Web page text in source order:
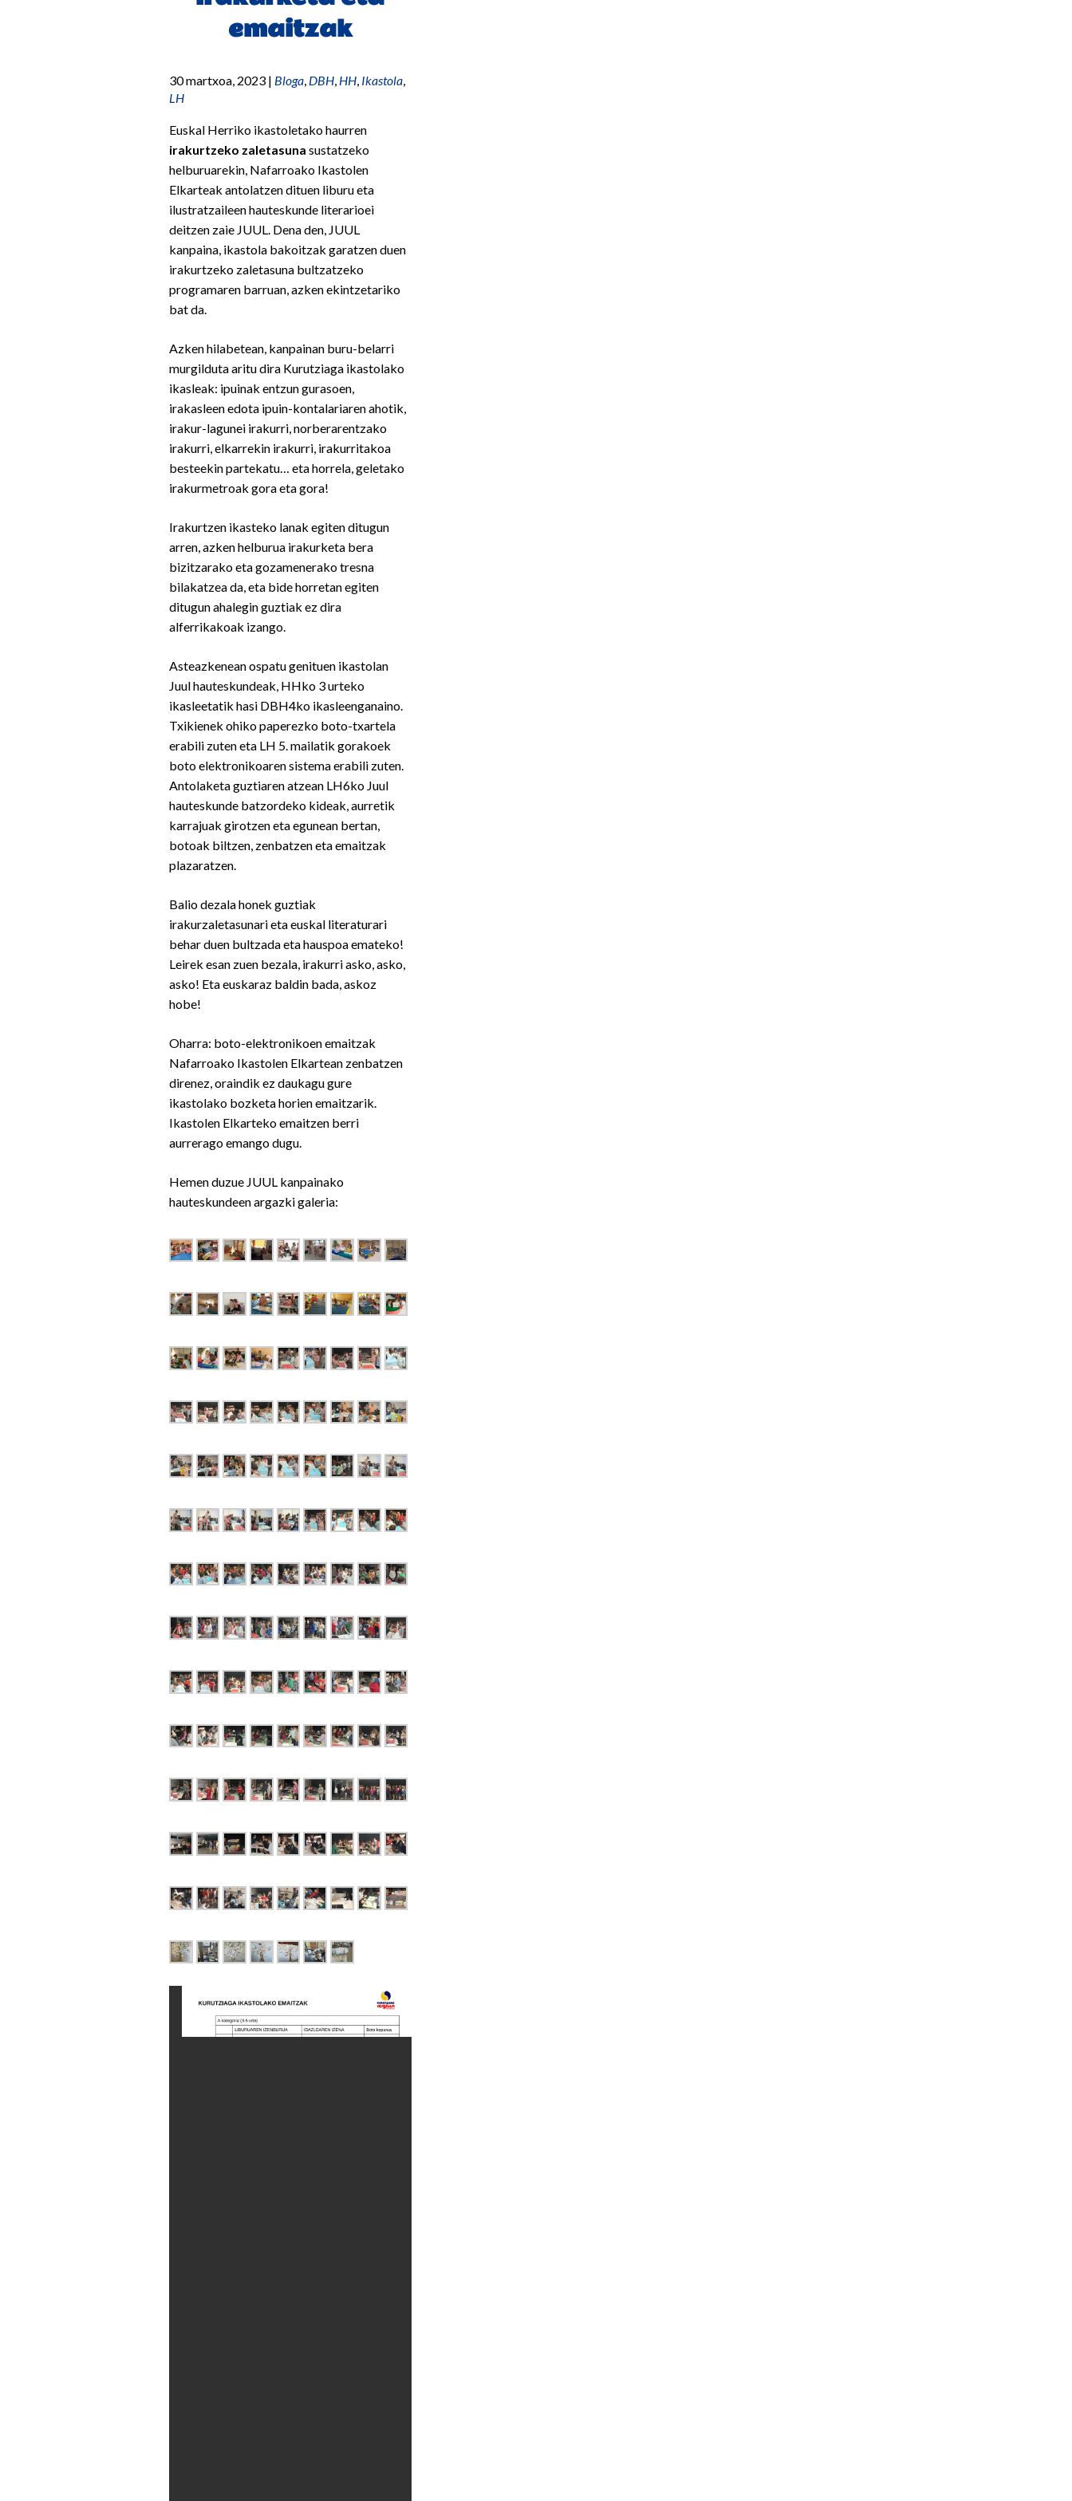
emaitzak
30 martxoa, 2023 | Bloga DBH HH Ikastola
LH
Euskal Herriko ikastoletako haurren
irakurtzeko zaletasuna sustatzeko
helburuarekin, Nafarroako Ikastolen
Elkarteak antolatzen dituen liburu eta
ilustratzaileen hauteskunde literarioei
deitzen zaie JUUL. Dena den, JUUL
kanpaina, ikastola bakoitzak garatzen duen
irakurtzeko zaletasuna bultzatzeko
programaren barruan, azken ekintzetariko
bat da.
Azken hilabetean, kanpainan buru-belarri
murgilduta aritu dira Kurutziaga ikastolako
ikasleak: ipuinak entzun gurasoen,
irakasleen edota ipuin-kontalariaren ahotik,
irakur-lagunei irakurri, norberarentzako
irakurri, elkarrekin irakurri, irakurritakoa
besteekin partekatu… eta horrela, geletako
irakurmetroak gora eta gora!
Irakurtzen ikasteko lanak egiten ditugun
arren, azken helburua irakurketa bera
bizitzarako eta gozamenerako tresna
bilakatzea da, eta bide horretan egiten
ditugun ahalegin guztiak ez dira
alferrikakoak izango.
Asteazkenean ospatu genituen ikastolan
Juul hauteskundeak, HHko 3 urteko
ikasleetatik hasi DBH4ko ikasleenganaino.
Txikienek ohiko paperezko boto-txartela
erabili zuten eta LH 5. mailatik gorakoek
boto elektronikoaren sistema erabili zuten.
Antolaketa guztiaren atzean LH6ko Juul
hauteskunde batzordeko kideak, aurretik
karrajuak girotzen eta egunean bertan,
botoak biltzen, zenbatzen eta emaitzak
plazaratzen.
Balio dezala honek guztiak
irakurzaletasunari eta euskal literaturari
behar duen bultzada eta hauspoa emateko!
Leirek esan zuen bezala, irakurri asko, asko,
asko! Eta euskaraz baldin bada, askoz
hobe!
Oharra: boto-elektronikoen emaitzak
Nafarroako Ikastolen Elkartean zenbatzen
direnez, oraindik ez daukagu gure
ikastolako bozketa horien emaitzarik.
Ikastolen Elkarteko emaitzen berri
aurrerago emango dugu.
Hemen duzue JUUL kanpainako
hauteskundeen argazki galeria: